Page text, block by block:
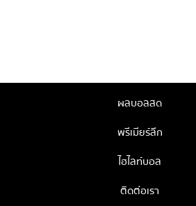
ผลบอลสด
พรีเมียร์ลีก
ไฮไลท์บอล
ติดต่อเรา